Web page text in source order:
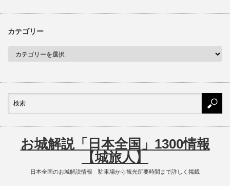
カテゴリー
お城解説「日本全国」1300情報
【城旅人】
日本全国のお城解説情報 駐車場から観光所要時間まで詳しく掲載